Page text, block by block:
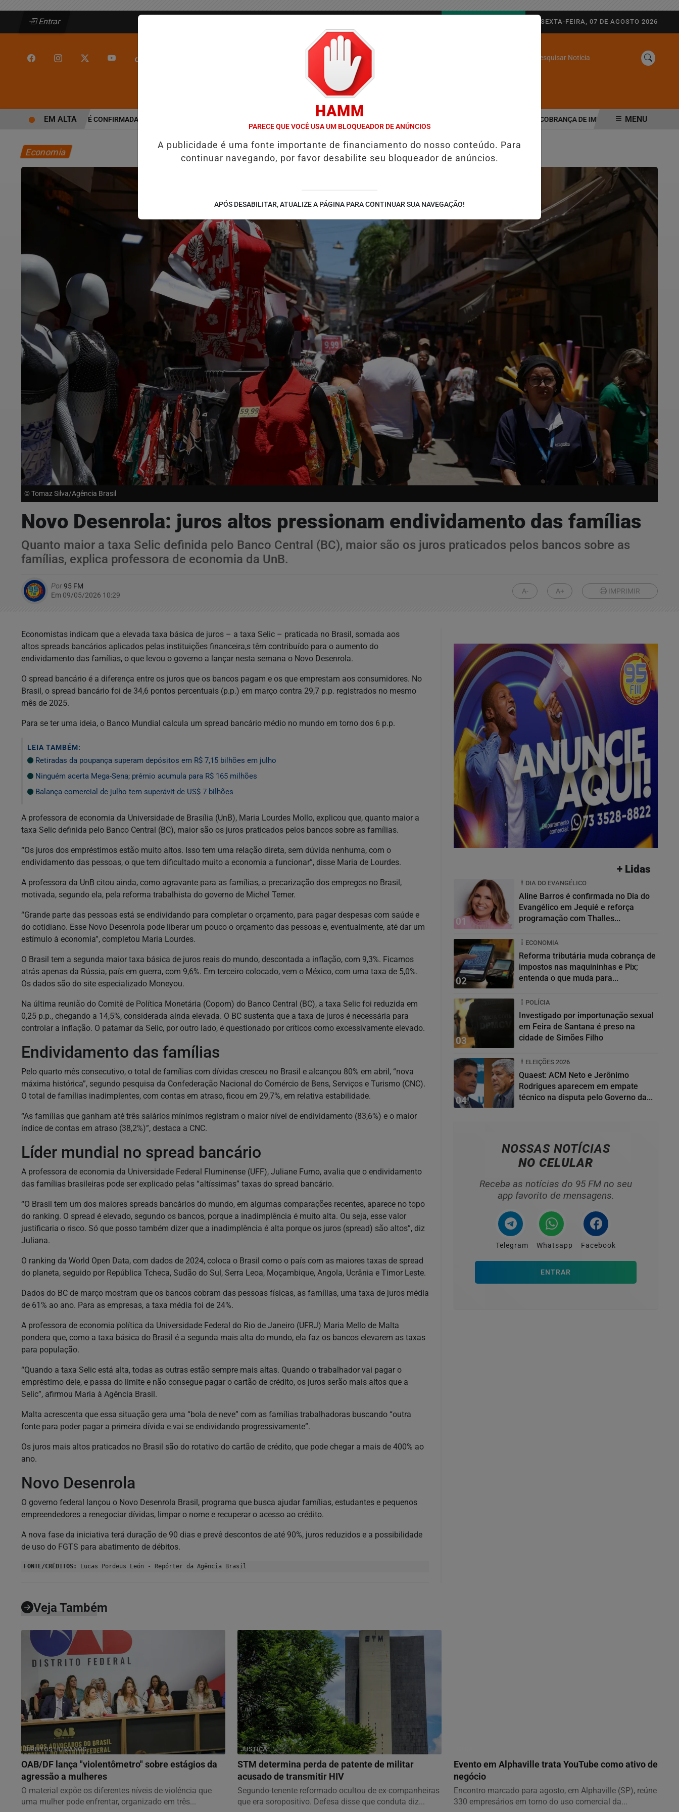
Entrar SEXTA-FEIRA, 07 DE AGOSTO 2026
Pesquisar Notícia
/ PUBLICIDADES LEGAIS
ALINE BARROS É CONFIRMADA NO DIA DO EVANGÉLICO EM JEQUIÉ E REFORÇA PROGRAMAÇÃO COM THALLES ROBERTO REFORMA TRIBUTÁRIA MUDA COBRANÇA DE IMPOSTOS NAS MAQUININHAS E
EM ALTA MENU
Economia
© Tomaz Silva/Agência Brasil
Novo Desenrola: juros altos pressionam endividamento das famílias
Quanto maior a taxa Selic definida pelo Banco Central (BC), maior são os juros praticados pelos bancos sobre as
famílias, explica professora de economia da UnB.
Por95 FM
Em 09/05/2026 10:29
A- A+ IMPRIMIR
Economistas indicam que a elevada taxa básica de juros – a taxa Selic – praticada no Brasil, somada aos
altos spreads bancários aplicados pelas instituições financeira,s têm contribuído para o aumento do
endividamento das famílias, o que levou o governo a lançar nesta semana o Novo Desenrola.
O spread bancário é a diferença entre os juros que os bancos pagam e os que emprestam aos consumidores. No
Brasil, o spread bancário foi de 34,6 pontos percentuais (p.p.) em março contra 29,7 p.p. registrados no mesmo
mês de 2025.
Para se ter uma ideia, o Banco Mundial calcula um spread bancário médio no mundo em torno dos 6 p.p.
LEIA TAMBÉM:
Retiradas da poupança superam depósitos em R$ 7,15 bilhões em julho
Ninguém acerta Mega-Sena; prêmio acumula para R$ 165 milhões
Balança comercial de julho tem superávit de US$ 7 bilhões
A professora de economia da Universidade de Brasília (UnB), Maria Lourdes Mollo, explicou que, quanto maior a
taxa Selic definida pelo Banco Central (BC), maior são os juros praticados pelos bancos sobre as famílias.
“Os juros dos empréstimos estão muito altos. Isso tem uma relação direta, sem dúvida nenhuma, com o
endividamento das pessoas, o que tem dificultado muito a economia a funcionar”, disse Maria de Lourdes.
A professora da UnB citou ainda, como agravante para as famílias, a precarização dos empregos no Brasil,
motivada, segundo ela, pela reforma trabalhista do governo de Michel Temer.
“Grande parte das pessoas está se endividando para completar o orçamento, para pagar despesas com saúde e
do cotidiano. Esse Novo Desenrola pode liberar um pouco o orçamento das pessoas e, eventualmente, até dar um
estímulo à economia”, completou Maria Lourdes.
O Brasil tem a segunda maior taxa básica de juros reais do mundo, descontada a inflação, com 9,3%. Ficamos
atrás apenas da Rússia, país em guerra, com 9,6%. Em terceiro colocado, vem o México, com uma taxa de 5,0%.
Os dados são do site especializado Moneyou.
Na última reunião do Comitê de Política Monetária (Copom) do Banco Central (BC), a taxa Selic foi reduzida em
0,25 p.p., chegando a 14,5%, considerada ainda elevada. O BC sustenta que a taxa de juros é necessária para
controlar a inflação. O patamar da Selic, por outro lado, é questionado por críticos como excessivamente elevado.
Endividamento das famílias
Pelo quarto mês consecutivo, o total de famílias com dívidas cresceu no Brasil e alcançou 80% em abril, “nova
máxima histórica”, segundo pesquisa da Confederação Nacional do Comércio de Bens, Serviços e Turismo (CNC).
O total de famílias inadimplentes, com contas em atraso, ficou em 29,7%, em relativa estabilidade.
“As famílias que ganham até três salários mínimos registram o maior nível de endividamento (83,6%) e o maior
índice de contas em atraso (38,2%)”, destaca a CNC.
Líder mundial no spread bancário
A professora de economia da Universidade Federal Fluminense (UFF), Juliane Furno, avalia que o endividamento
das famílias brasileiras pode ser explicado pelas “altíssimas” taxas do spread bancário.
“O Brasil tem um dos maiores spreads bancários do mundo, em algumas comparações recentes, aparece no topo
do ranking. O spread é elevado, segundo os bancos, porque a inadimplência é muito alta. Ou seja, esse valor
justificaria o risco. Só que posso também dizer que a inadimplência é alta porque os juros (spread) são altos”, diz
Juliana.
O ranking da World Open Data, com dados de 2024, coloca o Brasil como o país com as maiores taxas de spread
do planeta, seguido por República Tcheca, Sudão do Sul, Serra Leoa, Moçambique, Angola, Ucrânia e Timor Leste.
Dados do BC de março mostram que os bancos cobram das pessoas físicas, as famílias, uma taxa de juros média
de 61% ao ano. Para as empresas, a taxa média foi de 24%.
A professora de economia política da Universidade Federal do Rio de Janeiro (UFRJ) Maria Mello de Malta
pondera que, como a taxa básica do Brasil é a segunda mais alta do mundo, ela faz os bancos elevarem as taxas
para população.
“Quando a taxa Selic está alta, todas as outras estão sempre mais altas. Quando o trabalhador vai pagar o
empréstimo dele, e passa do limite e não consegue pagar o cartão de crédito, os juros serão mais altos que a
Selic”, afirmou Maria à Agência Brasil.
Malta acrescenta que essa situação gera uma “bola de neve” com as famílias trabalhadoras buscando “outra
fonte para poder pagar a primeira dívida e vai se endividando progressivamente”.
Os juros mais altos praticados no Brasil são do rotativo do cartão de crédito, que pode chegar a mais de 400% ao
ano.
Novo Desenrola
O governo federal lançou o Novo Desenrola Brasil, programa que busca ajudar famílias, estudantes e pequenos
empreendedores a renegociar dívidas, limpar o nome e recuperar o acesso ao crédito.
A nova fase da iniciativa terá duração de 90 dias e prevê descontos de até 90%, juros reduzidos e a possibilidade
de uso do FGTS para abatimento de débitos.
FONTE/CRÉDITOS: Lucas Pordeus León - Repórter da Agência Brasil
+ Lidas
01
DIA DO EVANGÉLICO
Aline Barros é confirmada no Dia do
Evangélico em Jequié e reforça
programação com Thalles...
02
ECONOMIA
Reforma tributária muda cobrança de
impostos nas maquininhas e Pix;
entenda o que muda para...
03
POLÍCIA
Investigado por importunação sexual
em Feira de Santana é preso na
cidade de Simões Filho
04
ELEIÇÕES 2026
Quaest: ACM Neto e Jerônimo
Rodrigues aparecem em empate
técnico na disputa pelo Governo da...
NOSSAS NOTÍCIAS
NO CELULAR
Receba as notícias do 95 FM no seu
app favorito de mensagens.
Telegram Whatsapp Facebook
ENTRAR
Veja Também
DIREITOS HUMANOS
OAB/DF lança "violentômetro" sobre estágios da
agressão a mulheres
O material expõe os diferentes níveis de violência que
uma mulher pode enfrentar, organizado em três...
JUSTIÇA
STM determina perda de patente de militar
acusado de transmitir HIV
Segundo-tenente reformado ocultou de ex-companheiras
que era soropositivo. Defesa disse que conduta diz...
Evento em Alphaville trata YouTube como ativo de
negócio
Encontro marcado para agosto, em Alphaville (SP), reúne
330 empresários em torno do uso comercial da...
HAMM
PARECE QUE VOCÊ USA UM BLOQUEADOR DE ANÚNCIOS
A publicidade é uma fonte importante de financiamento do nosso conteúdo. Para
continuar navegando, por favor desabilite seu bloqueador de anúncios.
APÓS DESABILITAR, ATUALIZE A PÁGINA PARA CONTINUAR SUA NAVEGAÇÃO!